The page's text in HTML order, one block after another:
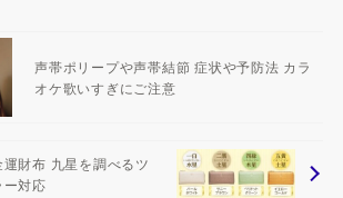
声帯ポリープや声帯結節 症状や予防法 カラ
オケ歌いすぎにご注意
財布 九星を調べるツ
対応